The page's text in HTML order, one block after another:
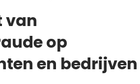
van
op
en bedrijven